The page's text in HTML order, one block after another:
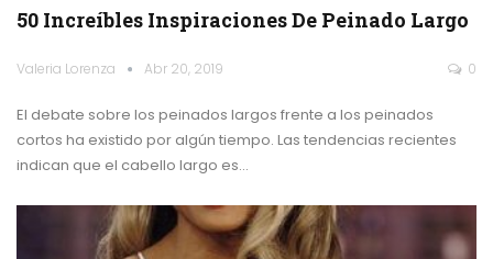
50 Increíbles Inspiraciones De Peinado Largo
Valeria Lorenza Abr 20, 2019 0
El debate sobre los peinados largos frente a los peinados
cortos ha existido por algún tiempo. Las tendencias recientes
indican que el cabello largo es…